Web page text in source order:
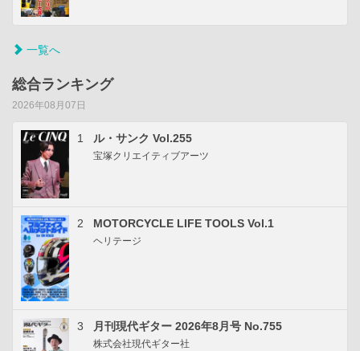
一覧へ
総合ランキング
2026年08月07日
1 ル・サンク Vol.255
宝塚クリエイティブアーツ
2 MOTORCYCLE LIFE TOOLS Vol.1
ヘリテージ
3 月刊現代ギター 2026年8月号 No.755
株式会社現代ギター社